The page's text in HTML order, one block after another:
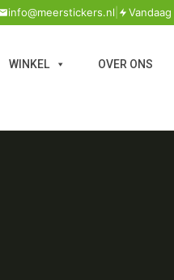
info@meerstickers.nl
WINKEL OVER ONS